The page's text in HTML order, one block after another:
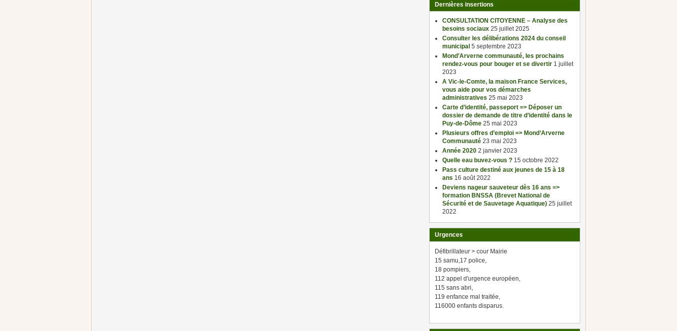
Dernières insertions
CONSULTATION CITOYENNE – Analyse des
besoins sociaux 25 juillet 2025
Consulter les délibérations 2024 du conseil
municipal 5 septembre 2023
Mond’Arverne communauté, les prochains
rendez-vous pour bouger et se divertir 1 juillet
2023
A Vic-le-Comte, la maison France Services,
vous aide pour vos démarches
administratives 25 mai 2023
Carte d’identité, passeport => Déposer un
dossier de demande de titre d’identité dans le
Puy-de-Dôme 25 mai 2023
Plusieurs offres d’emploi => Mond’Arverne
Communauté 23 mai 2023
Année 2020 2 janvier 2023
Quelle eau buvez-vous ? 15 octobre 2022
Pass culture destiné aux jeunes de 15 à 18
ans 16 août 2022
Deviens nageur sauveteur dès 16 ans =>
formation BNSSA (Brevet National de
Sécurité et de Sauvetage Aquatique) 25 juillet
2022
Urgences
Défibrillateur > cour Mairie
15 samu,17 police,
18 pompiers,
112 appel d'urgence européen,
115 sans abri,
119 enfance mal traitée,
116000 enfants disparus.